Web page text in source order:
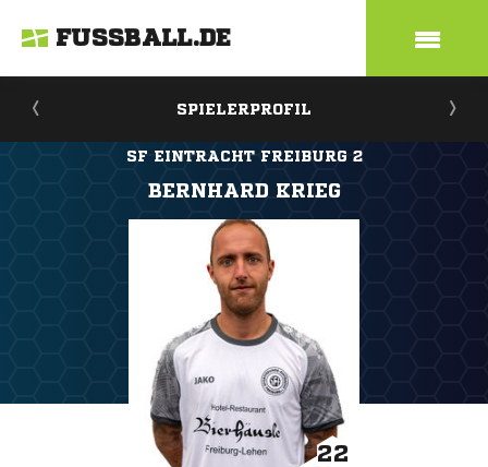
FUSSBALL.DE
SPIELERPROFIL
SF EINTRACHT FREIBURG 2
BERNHARD KRIEG
22